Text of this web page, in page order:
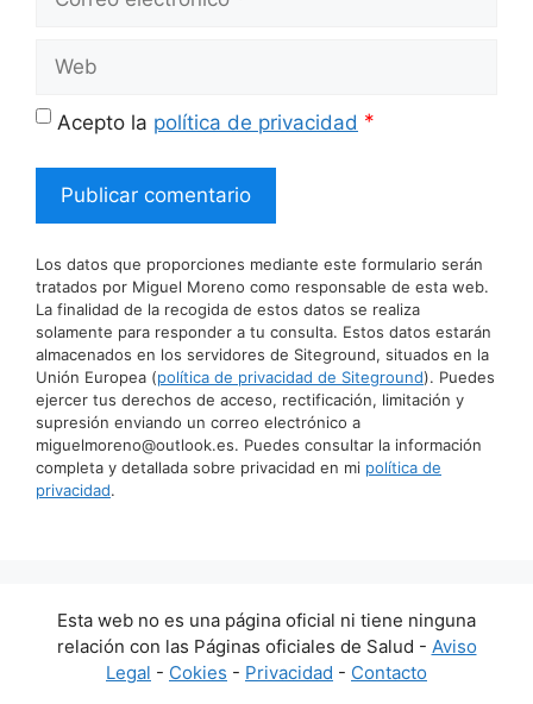
electrónico
Acepto la política de privacidad *
Los datos que proporciones mediante este formulario serán
tratados por Miguel Moreno como responsable de esta web.
La finalidad de la recogida de estos datos se realiza
solamente para responder a tu consulta. Estos datos estarán
almacenados en los servidores de Siteground, situados en la
Unión Europea (política de privacidad de Siteground). Puedes
ejercer tus derechos de acceso, rectificación, limitación y
supresión enviando un correo electrónico a
miguelmoreno@outlook.es. Puedes consultar la información
completa y detallada sobre privacidad en mi política de
privacidad.
Esta web no es una página oficial ni tiene ninguna
relación con las Páginas oficiales de Salud - Aviso
Legal - Cokies - Privacidad - Contacto